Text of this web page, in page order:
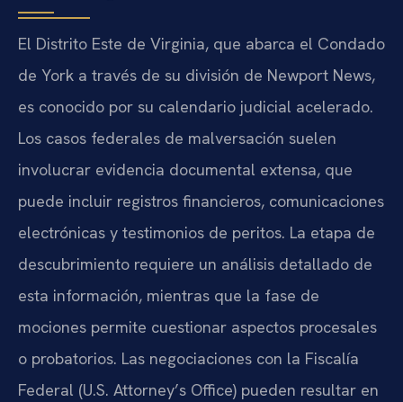
El Distrito Este de Virginia, que abarca el Condado
de York a través de su división de Newport News,
es conocido por su calendario judicial acelerado.
Los casos federales de malversación suelen
involucrar evidencia documental extensa, que
puede incluir registros financieros, comunicaciones
electrónicas y testimonios de peritos. La etapa de
descubrimiento requiere un análisis detallado de
esta información, mientras que la fase de
mociones permite cuestionar aspectos procesales
o probatorios. Las negociaciones con la Fiscalía
Federal (U.S. Attorney’s Office) pueden resultar en